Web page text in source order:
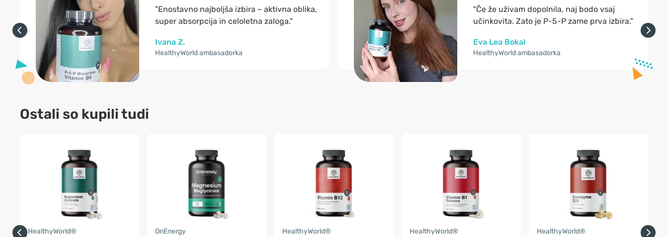
"Enostavno najboljša izbira – aktivna oblika,
super absorpcija in celoletna zaloga."
Ivana Z.
HealthyWorld ambasadorka
"Če že uživam dopolnila, naj bodo vsaj
učinkovita. Zato je P-5-P zame prva izbira."
Eva Lea Bokal
HealthyWorld ambasadorka
Ostali so kupili tudi
HealthyWorld® OnEnergy HealthyWorld® HealthyWorld® HealthyWorld®